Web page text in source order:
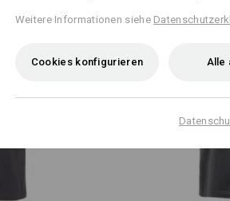
Weitere Informationen siehe
Cookies konfigurieren Alle